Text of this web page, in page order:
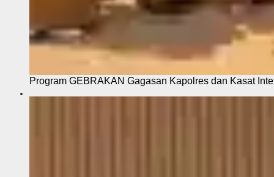
Program GEBRAKAN Gagasan Kapolres dan Kasat